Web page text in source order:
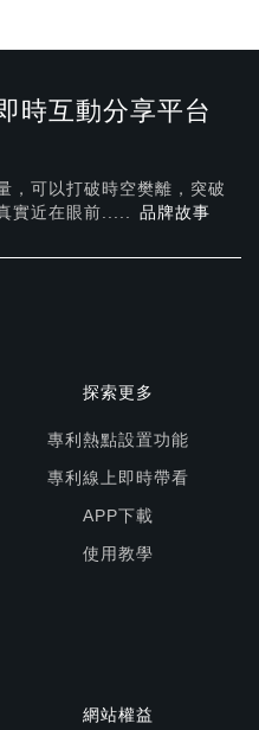
時互動分享平台
，可以打破時空樊離，突破
實近在眼前..... 品牌故事
探索更多
專利熱點設置功能
專利線上即時帶看
APP下載
使用教學
網站權益